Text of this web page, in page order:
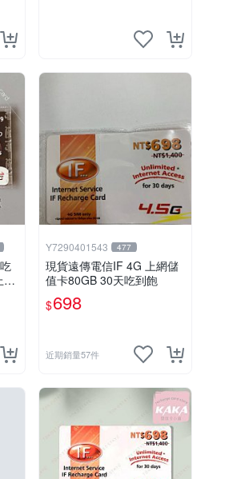
網
Y7290401543 477
現貨遠傳電信IF 4G 上網儲
值卡80GB 30天吃到飽
$698
近期銷量57件